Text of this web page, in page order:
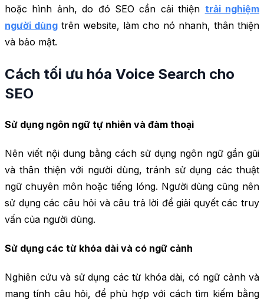
hoặc hình ảnh, do đó SEO cần cải thiện trải nghiệm
người dùng trên website, làm cho nó nhanh, thân thiện
và bảo mật.
Cách tối ưu hóa Voice Search cho
SEO
Sử dụng ngôn ngữ tự nhiên và đàm thoại
Nên viết nội dung bằng cách sử dụng ngôn ngữ gần gũi
và thân thiện với người dùng, tránh sử dụng các thuật
ngữ chuyên môn hoặc tiếng lóng. Người dùng cũng nên
sử dụng các câu hỏi và câu trả lời để giải quyết các truy
vấn của người dùng.
Sử dụng các từ khóa dài và có ngữ cảnh
Nghiên cứu và sử dụng các từ khóa dài, có ngữ cảnh và
mang tính câu hỏi, để phù hợp với cách tìm kiếm bằng